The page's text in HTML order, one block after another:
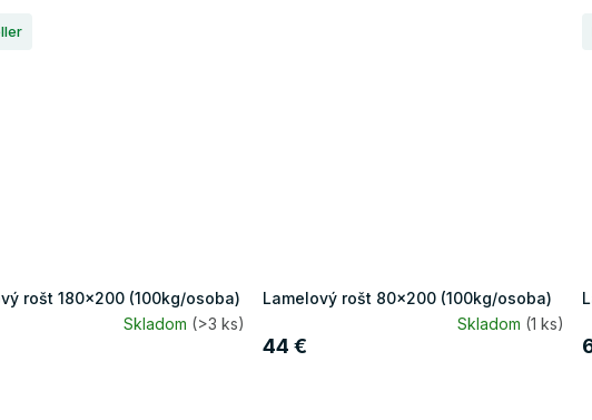
rošt 180x200 (100kg/osoba)
Skladom (>3 ks)
Lamelový rošt 80x200 (100kg/osoba)
Skladom (1 ks)
44 €